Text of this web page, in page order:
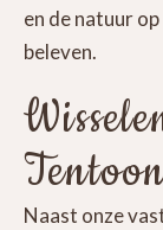
en de natuur
beleven.
Naast onze